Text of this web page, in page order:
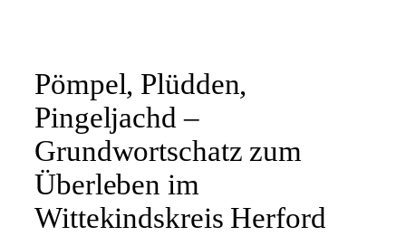
Pömpel, Plüdden,
Pingeljachd –
Grundwortschatz zum
Überleben im
Wittekindskreis Herford